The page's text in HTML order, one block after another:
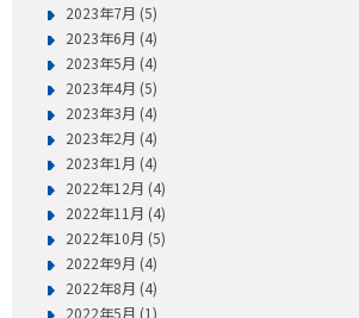
2023年7月 (5)
2023年6月 (4)
2023年5月 (4)
2023年4月 (5)
2023年3月 (4)
2023年2月 (4)
2023年1月 (4)
2022年12月 (4)
2022年11月 (4)
2022年10月 (5)
2022年9月 (4)
2022年8月 (4)
2022年5月 (1)